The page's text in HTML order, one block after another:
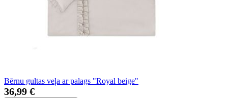
Bērnu gultas veļa ar palags "Royal beige"
36,99 €